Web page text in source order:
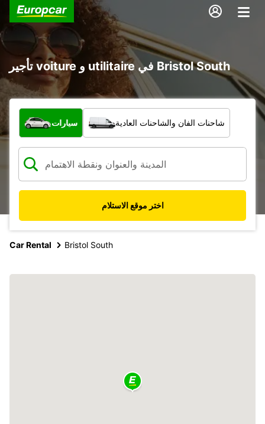
تأجير voiture و utilitaire في Bristol South
ما نوع المركبة؟
سيارات شاحنات الفان والشاحنات العادية
اختر موقع الاستلام
Car Rental Bristol South